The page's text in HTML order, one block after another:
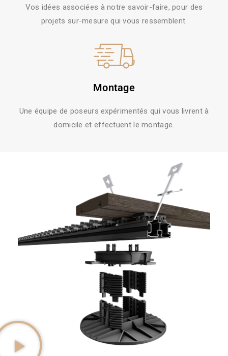
Vos idées associées à notre savoir-faire, pour des
projets sur-mesure qui vous ressemblent.
Montage
Une équipe de poseurs expérimentés qui vous livrent à
domicile et effectuent le montage.